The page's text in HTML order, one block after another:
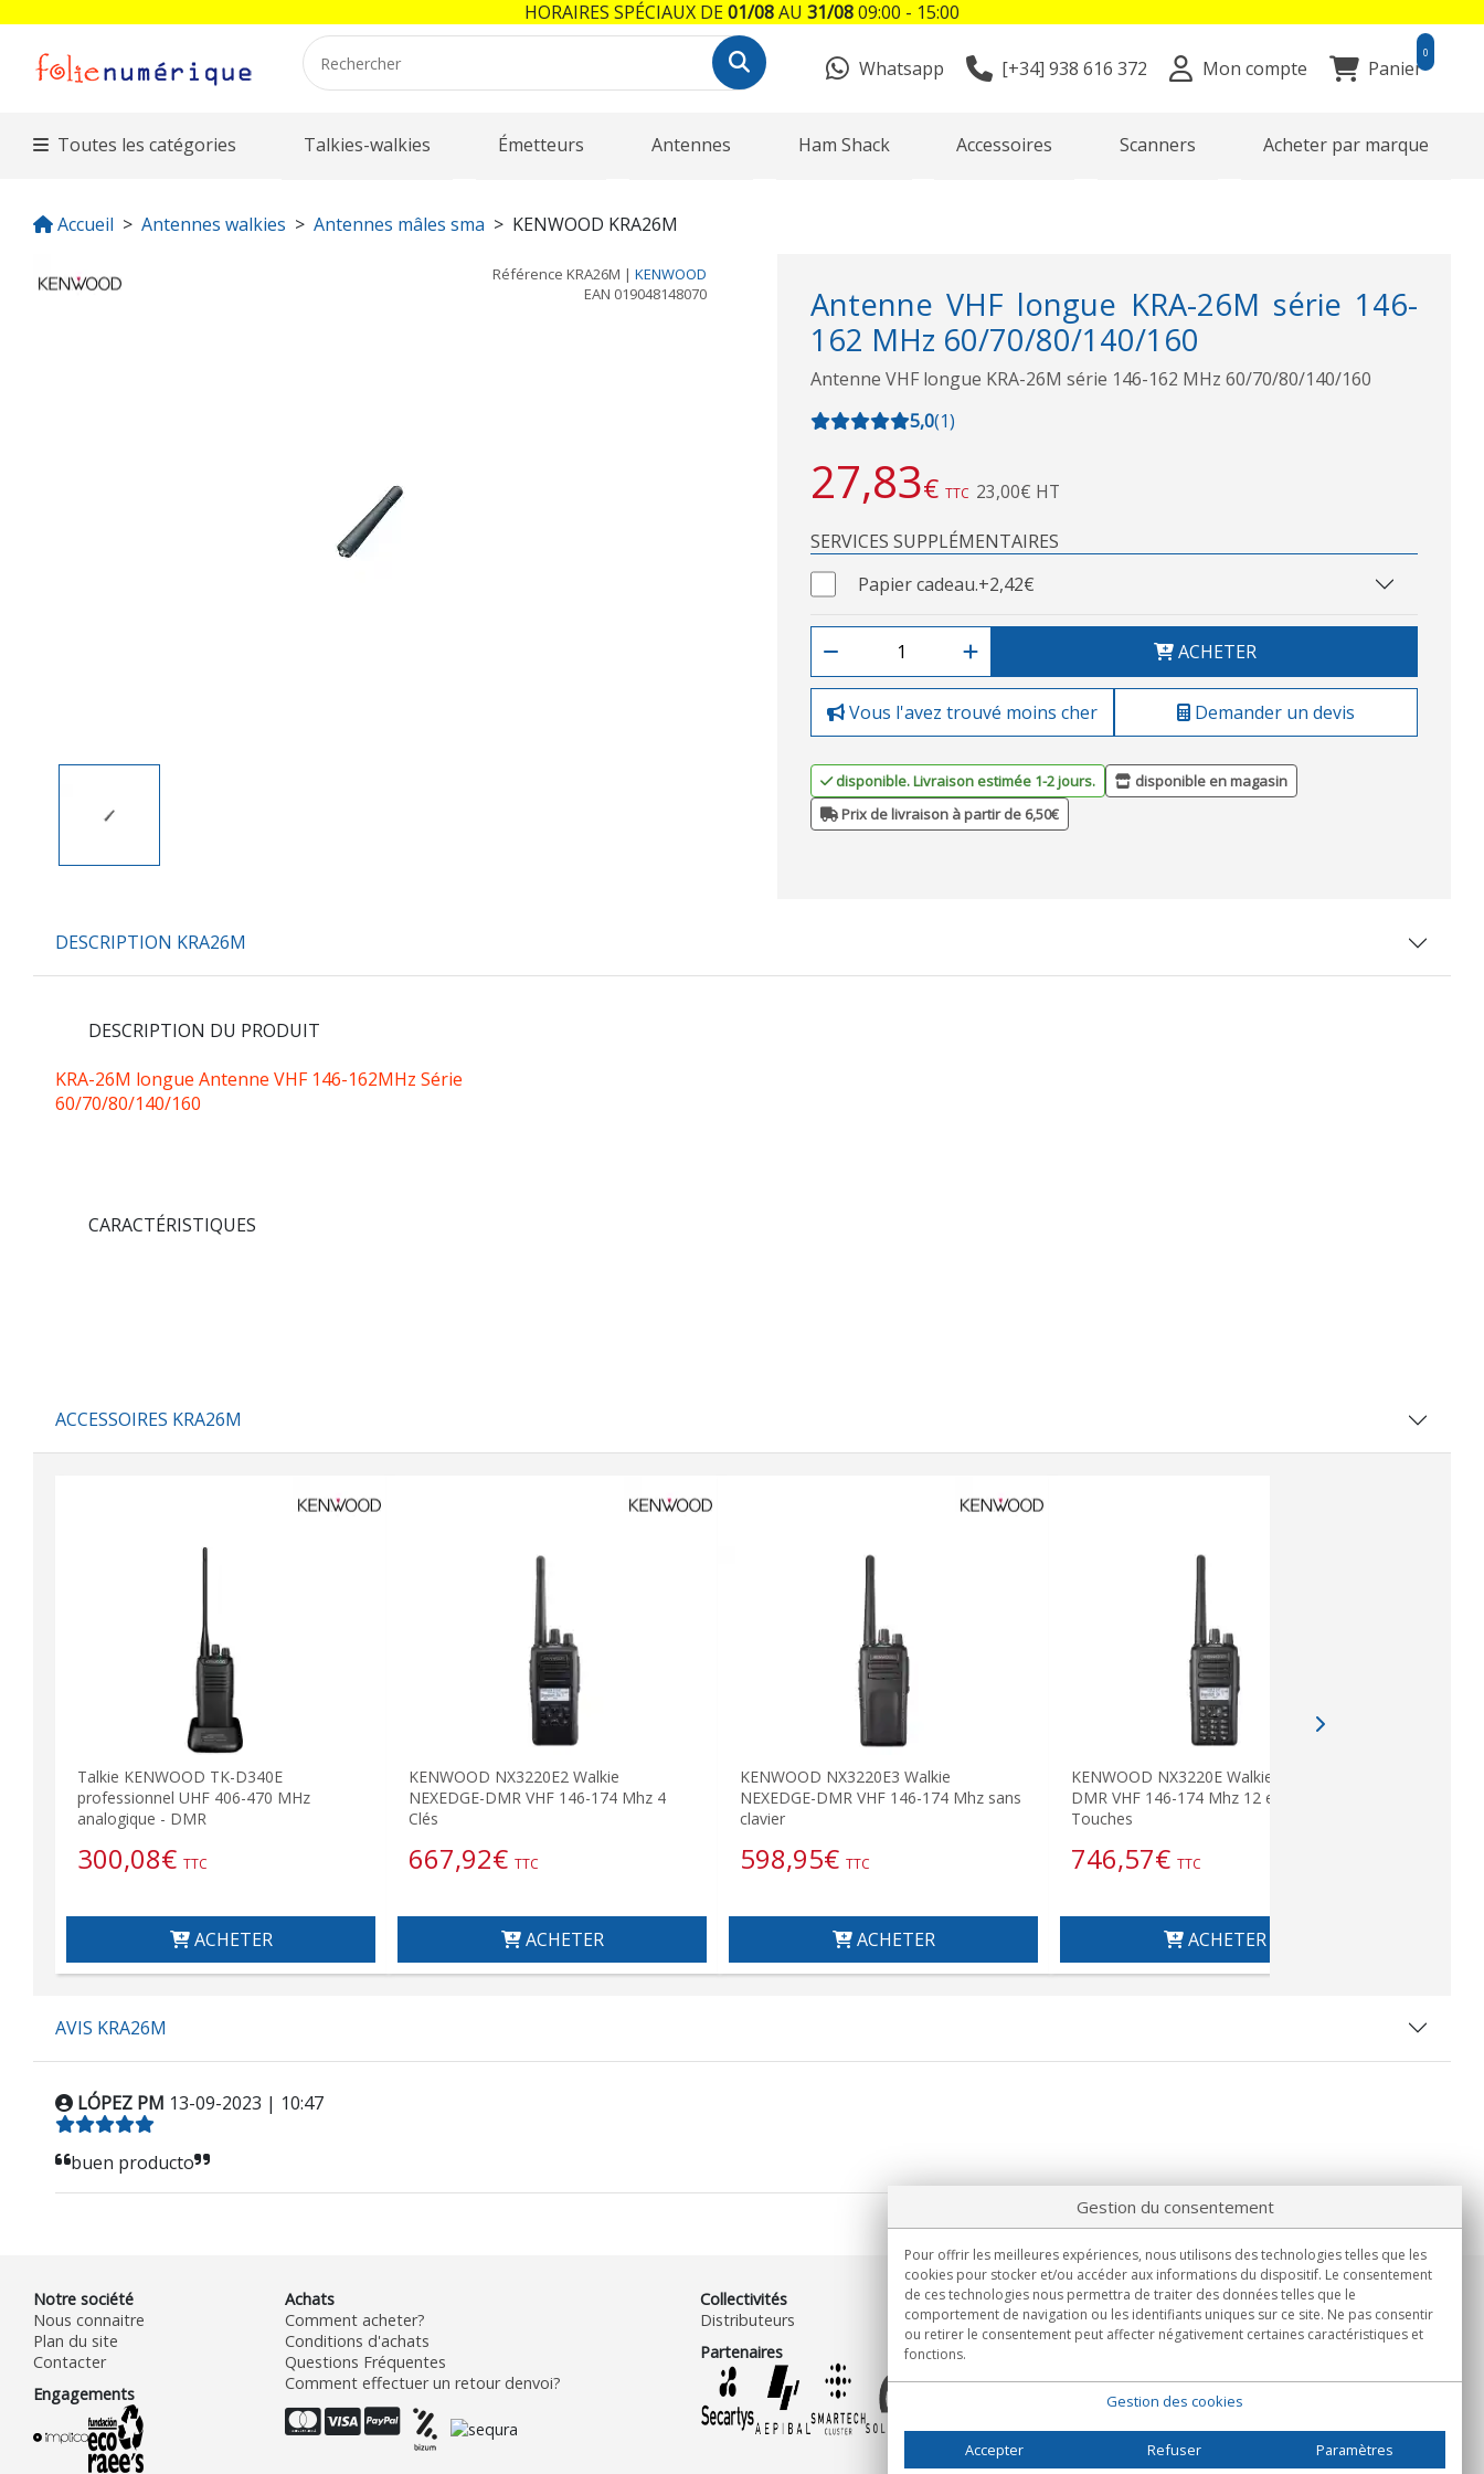
Whatsapp [+34] 938 616 372 Mon compte Panier
0
Toutes les catégories Talkies-walkies Émetteurs Antennes Ham Shack Accessoires Scanners Acheter par marque
Accueil Antennes walkies Antennes mâles sma KENWOOD KRA26M
Référence KRA26M | KENWOOD
EAN 019048148070
Antenne VHF longue KRA-26M série 146-
162 MHz 60/70/80/140/160
Antenne VHF longue KRA-26M série 146-162 MHz 60/70/80/140/160
5,0(1)
27,83€ TTC 23,00€ HT
SERVICES SUPPLÉMENTAIRES
Papier cadeau.+2,42€
ACHETER
Vous l'avez trouvé moins cher Demander un devis
disponible. Livraison estimée 1-2 jours.
disponible en magasin
Prix de livraison à partir de 6,50€
DESCRIPTION KRA26M
DESCRIPTION DU PRODUIT
KRA-26M longue Antenne VHF 146-162MHz Série
60/70/80/140/160
CARACTÉRISTIQUES
ACCESSOIRES KRA26M
Talkie KENWOOD TK-D340E
professionnel UHF 406-470 MHz
analogique - DMR
300,08€ TTC
ACHETER
KENWOOD NX3220E2 Walkie
NEXEDGE-DMR VHF 146-174 Mhz 4
Clés
667,92€ TTC
ACHETER
KENWOOD NX3220E3 Walkie
NEXEDGE-DMR VHF 146-174 Mhz sans
clavier
598,95€ TTC
ACHETER
KENWOOD NX3220E Walkie NEXEDGE-
DMR VHF 146-174 Mhz 12 et 4
Touches
746,57€ TTC
ACHETER
AVIS KRA26M
LÓPEZ PM 13-09-2023 | 10:47
buen producto
Notre société
Nous connaitre
Plan du site
Contacter
Engagements
Achats
Comment acheter?
Conditions d'achats
Questions Fréquentes
Comment effectuer un retour denvoi?
Collectivités
Distributeurs
Partenaires
Informations
Lun.-Ven. 9h00 - 15h00.
Livraison en
Gestion du consentement
Pour offrir les meilleures expériences, nous utilisons des technologies telles que les
cookies pour stocker et/ou accéder aux informations du dispositif. Le consentement
de ces technologies nous permettra de traiter des données telles que le
comportement de navigation ou les identifiants uniques sur ce site. Ne pas consentir
ou retirer le consentement peut affecter négativement certaines caractéristiques et
fonctions.
Gestion des cookies
Accepter Refuser Paramètres
HORAIRES SPÉCIAUX DE01/08AU 31/0809:00 - 15:00